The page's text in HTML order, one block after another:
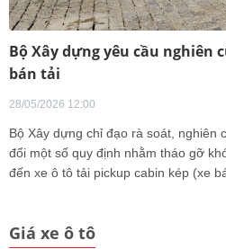
Bộ Xây dựng yêu cầu nghiên
bán tải
28/05/2026 12:00
Bộ Xây dựng chỉ đạo rà soát, nghiên
đổi một số quy định nhằm tháo gỡ
đến xe ô tô tải pickup cabin kép (xe
Giá xe ô tô